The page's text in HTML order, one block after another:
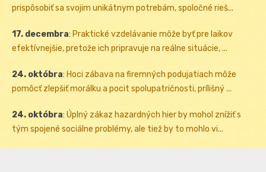
prispôsobiť sa svojim unikátnym potrebám, spoločné rieš...
17. decembra: Praktické vzdelávanie môže byť pre laikov
efektívnejšie, pretože ich pripravuje na reálne situácie, ...
24. októbra: Hoci zábava na firemných podujatiach môže
pomôcť zlepšiť morálku a pocit spolupatričnosti, prílišný ...
24. októbra: Úplný zákaz hazardných hier by mohol znížiť s
tým spojené sociálne problémy, ale tiež by to mohlo vi...